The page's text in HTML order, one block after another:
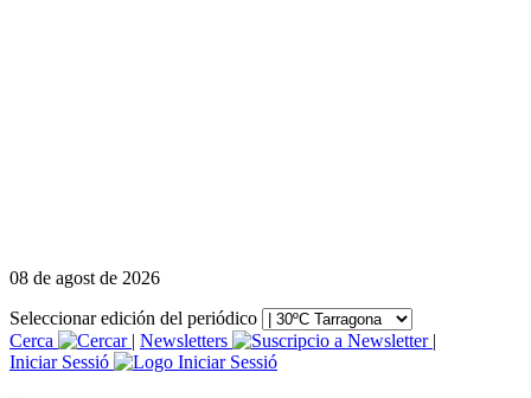
08 de agost de 2026
Seleccionar edición del periódico
Cerca
| Newsletters
|
Iniciar Sessió